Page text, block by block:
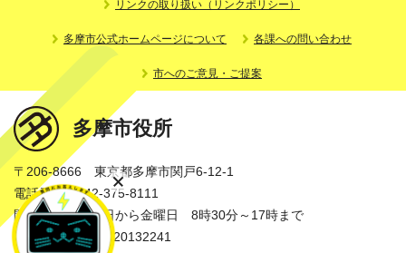
リンクの取り扱い（リンクポリシー）
多摩市公式ホームページについて 各課への問い合わせ
市へのご意見・ご提案
多摩市役所
〒206-8666 東京都多摩市関戸6-12-1
電話番号：042-375-8111
開庁時間：月曜日から金曜日 8時30分～17時まで
法人番号：3000020132241